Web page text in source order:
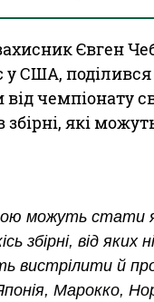
Євген
у США, поділився
чемпіонату
збірні, які
можуть стати
збірні, від яких
вистрілити й
Марокко,